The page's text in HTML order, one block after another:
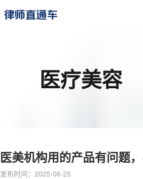
医疗美容
医美机构用的产品有问题
发布时间：2025-06-25